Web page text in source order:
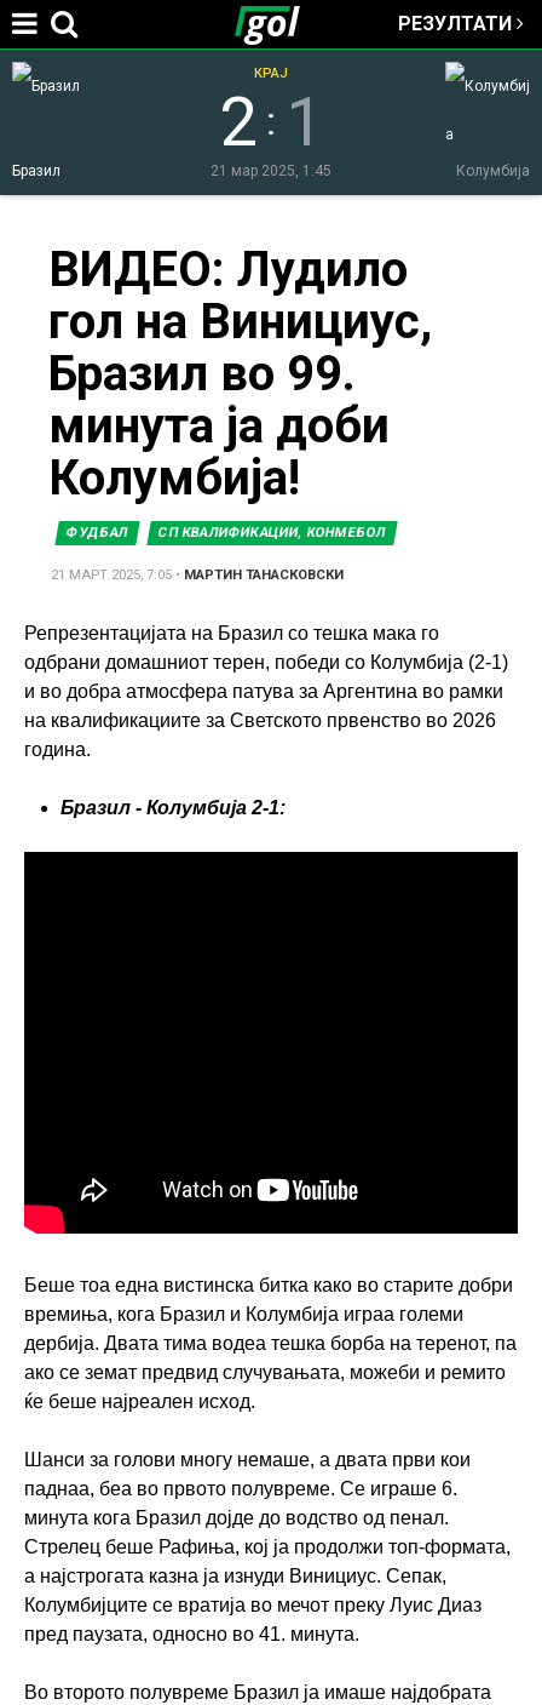
Jump to navigation
РЕЗУЛТАТИ
Бразил Колумбија
2 : 1
КРАЈ
21 мар 2025, 1:45
ВИДЕО: Лудило
гол на Винициус,
Бразил во 99.
минута ја доби
Колумбија!
ФУДБАЛ СП КВАЛИФИКАЦИИ, КОНМЕБОЛ
21 МАРТ 2025, 7:05 • МАРТИН ТАНАСКОВСКИ
Репрезентацијата на Бразил со тешка мака го
одбрани домашниот терен, победи со Колумбија (2-1)
и во добра атмосфера патува за Аргентина во рамки
на квалификациите за Светското првенство во 2026
година.
Бразил - Колумбија 2-1:
Беше тоа една вистинска битка како во старите добри
времиња, кога Бразил и Колумбија играа големи
дербија. Двата тима водеа тешка борба на теренот, па
ако се земат предвид случувањата, можеби и ремито
ќе беше најреален исход.
Шанси за голови многу немаше, а двата први кои
паднаа, беа во првото полувреме. Се играше 6.
минута кога Бразил дојде до водство од пенал.
Стрелец беше Рафиња, кој ја продолжи топ-формата,
а најстрогата казна ја изнуди Винициус. Сепак,
Колумбијците се вратија во мечот преку Луис Диаз
пред паузата, односно во 41. минута.
Во второто полувреме Бразил ја имаше најдобрата